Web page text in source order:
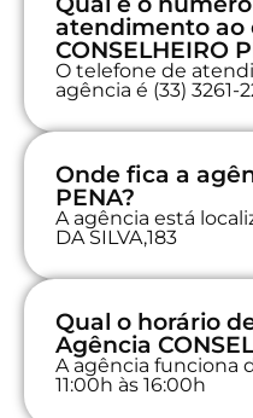
atendimento ao
CONSELHEIRO
O telefone de
agência é (33) 3261-
Onde fica a
PENA?
A agência está
DA SILVA,183
Qual o horário
Agência
A agência funciona
11:00h às 16:00h